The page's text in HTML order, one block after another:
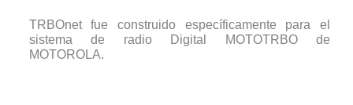
TRBOnet fue construido específicamente para el
sistema de radio Digital MOTOTRBO de
MOTOROLA.